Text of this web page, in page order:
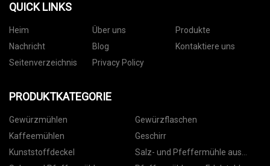
QUICK LINKS
Heim Über uns
Produkte
Nachricht
Blog
Kontaktiere uns
Seitenverzeichnis
Privacy Policy
PRODUKTKATEGORIE
Gewürzmühlen
Gewürzflaschen
Kaffeemühlen
Geschirr
Kunststoffdeckel
Salz- und Pfeffermühle aus